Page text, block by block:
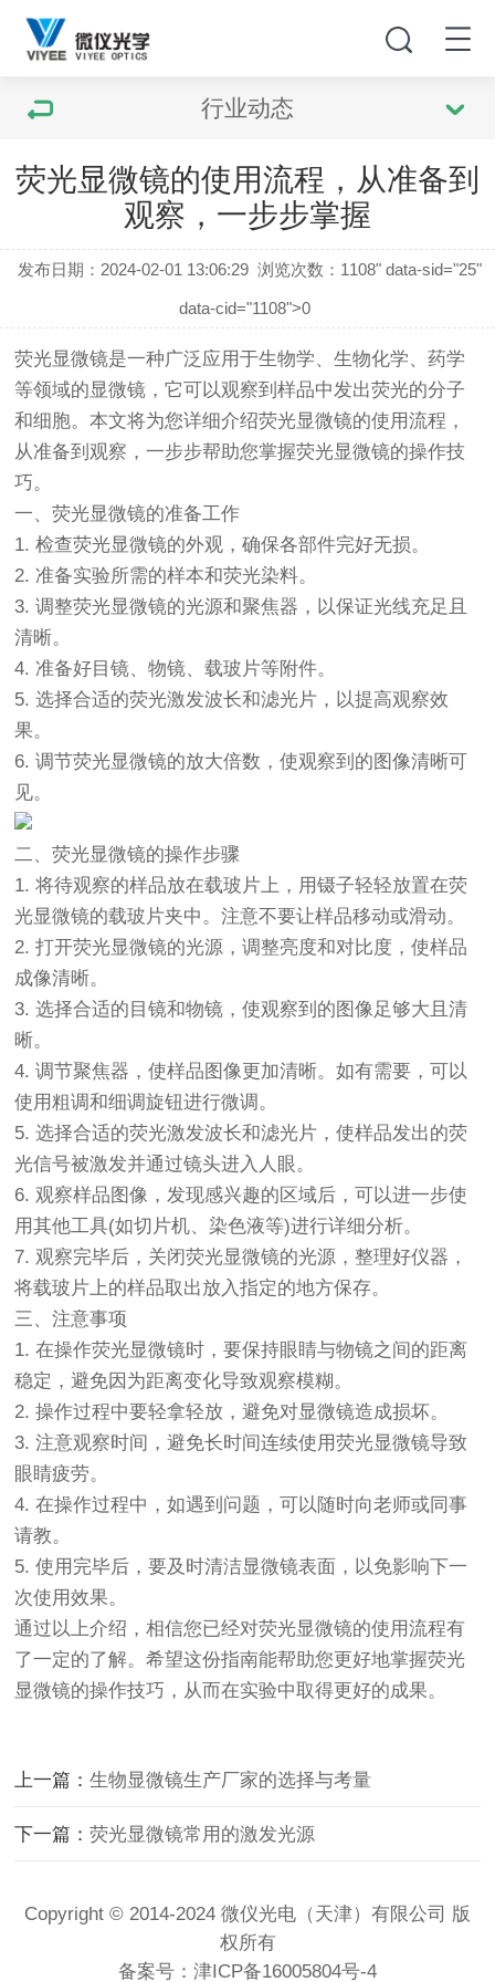
行业动态
荧光显微镜的使用流程，从准备到
观察，一步步掌握
发布日期：2024-02-01 13:06:29 浏览次数： 1108" data-sid="25"
data-cid="1108">0
荧光显微镜是一种广泛应用于生物学、生物化学、药学
等领域的显微镜，它可以观察到样品中发出荧光的分子
和细胞。本文将为您详细介绍荧光显微镜的使用流程，
从准备到观察，一步步帮助您掌握荧光显微镜的操作技
巧。
一、荧光显微镜的准备工作
1. 检查荧光显微镜的外观，确保各部件完好无损。
2. 准备实验所需的样本和荧光染料。
3. 调整荧光显微镜的光源和聚焦器，以保证光线充足且
清晰。
4. 准备好目镜、物镜、载玻片等附件。
5. 选择合适的荧光激发波长和滤光片，以提高观察效
果。
6. 调节荧光显微镜的放大倍数，使观察到的图像清晰可
见。
二、荧光显微镜的操作步骤
1. 将待观察的样品放在载玻片上，用镊子轻轻放置在荧
光显微镜的载玻片夹中。注意不要让样品移动或滑动。
2. 打开荧光显微镜的光源，调整亮度和对比度，使样品
成像清晰。
3. 选择合适的目镜和物镜，使观察到的图像足够大且清
晰。
4. 调节聚焦器，使样品图像更加清晰。如有需要，可以
使用粗调和细调旋钮进行微调。
5. 选择合适的荧光激发波长和滤光片，使样品发出的荧
光信号被激发并通过镜头进入人眼。
6. 观察样品图像，发现感兴趣的区域后，可以进一步使
用其他工具(如切片机、染色液等)进行详细分析。
7. 观察完毕后，关闭荧光显微镜的光源，整理好仪器，
将载玻片上的样品取出放入指定的地方保存。
三、注意事项
1. 在操作荧光显微镜时，要保持眼睛与物镜之间的距离
稳定，避免因为距离变化导致观察模糊。
2. 操作过程中要轻拿轻放，避免对显微镜造成损坏。
3. 注意观察时间，避免长时间连续使用荧光显微镜导致
眼睛疲劳。
4. 在操作过程中，如遇到问题，可以随时向老师或同事
请教。
5. 使用完毕后，要及时清洁显微镜表面，以免影响下一
次使用效果。
通过以上介绍，相信您已经对荧光显微镜的使用流程有
了一定的了解。希望这份指南能帮助您更好地掌握荧光
显微镜的操作技巧，从而在实验中取得更好的成果。
上一篇：生物显微镜生产厂家的选择与考量
下一篇：荧光显微镜常用的激发光源
Copyright © 2014-2024 微仪光电（天津）有限公司 版
权所有
备案号： 津ICP备16005804号-4